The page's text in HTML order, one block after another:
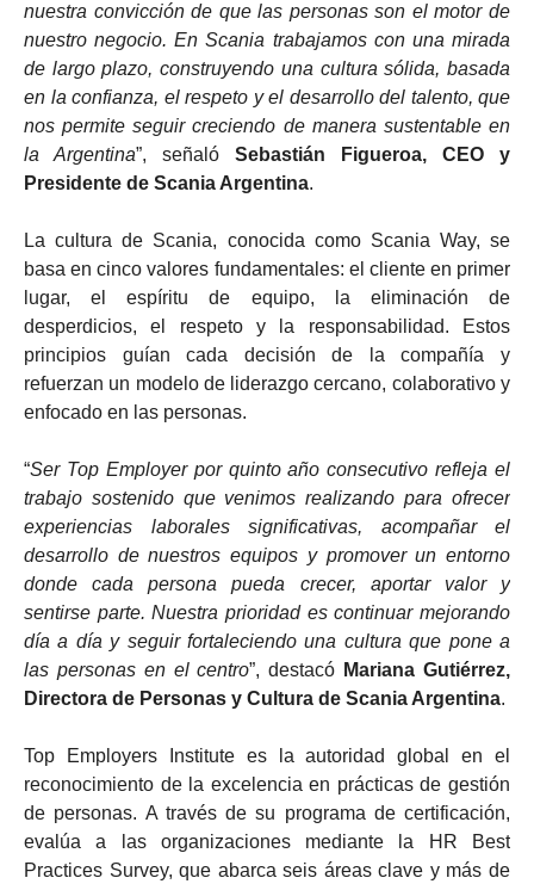
nuestra convicción de que las personas son el motor de
nuestro negocio. En Scania trabajamos con una mirada
de largo plazo, construyendo una cultura sólida, basada
en la confianza, el respeto y el desarrollo del talento, que
nos permite seguir creciendo de manera sustentable en
la Argentina”, señaló Sebastián Figueroa, CEO y
Presidente de Scania Argentina.
La cultura de Scania, conocida como Scania Way, se
basa en cinco valores fundamentales: el cliente en primer
lugar, el espíritu de equipo, la eliminación de
desperdicios, el respeto y la responsabilidad. Estos
principios guían cada decisión de la compañía y
refuerzan un modelo de liderazgo cercano, colaborativo y
enfocado en las personas.
“Ser Top Employer por quinto año consecutivo refleja el
trabajo sostenido que venimos realizando para ofrecer
experiencias laborales significativas, acompañar el
desarrollo de nuestros equipos y promover un entorno
donde cada persona pueda crecer, aportar valor y
sentirse parte. Nuestra prioridad es continuar mejorando
día a día y seguir fortaleciendo una cultura que pone a
las personas en el centro”, destacó Mariana Gutiérrez,
Directora de Personas y Cultura de Scania Argentina.
Top Employers Institute es la autoridad global en el
reconocimiento de la excelencia en prácticas de gestión
de personas. A través de su programa de certificación,
evalúa a las organizaciones mediante la HR Best
Practices Survey, que abarca seis áreas clave y más de